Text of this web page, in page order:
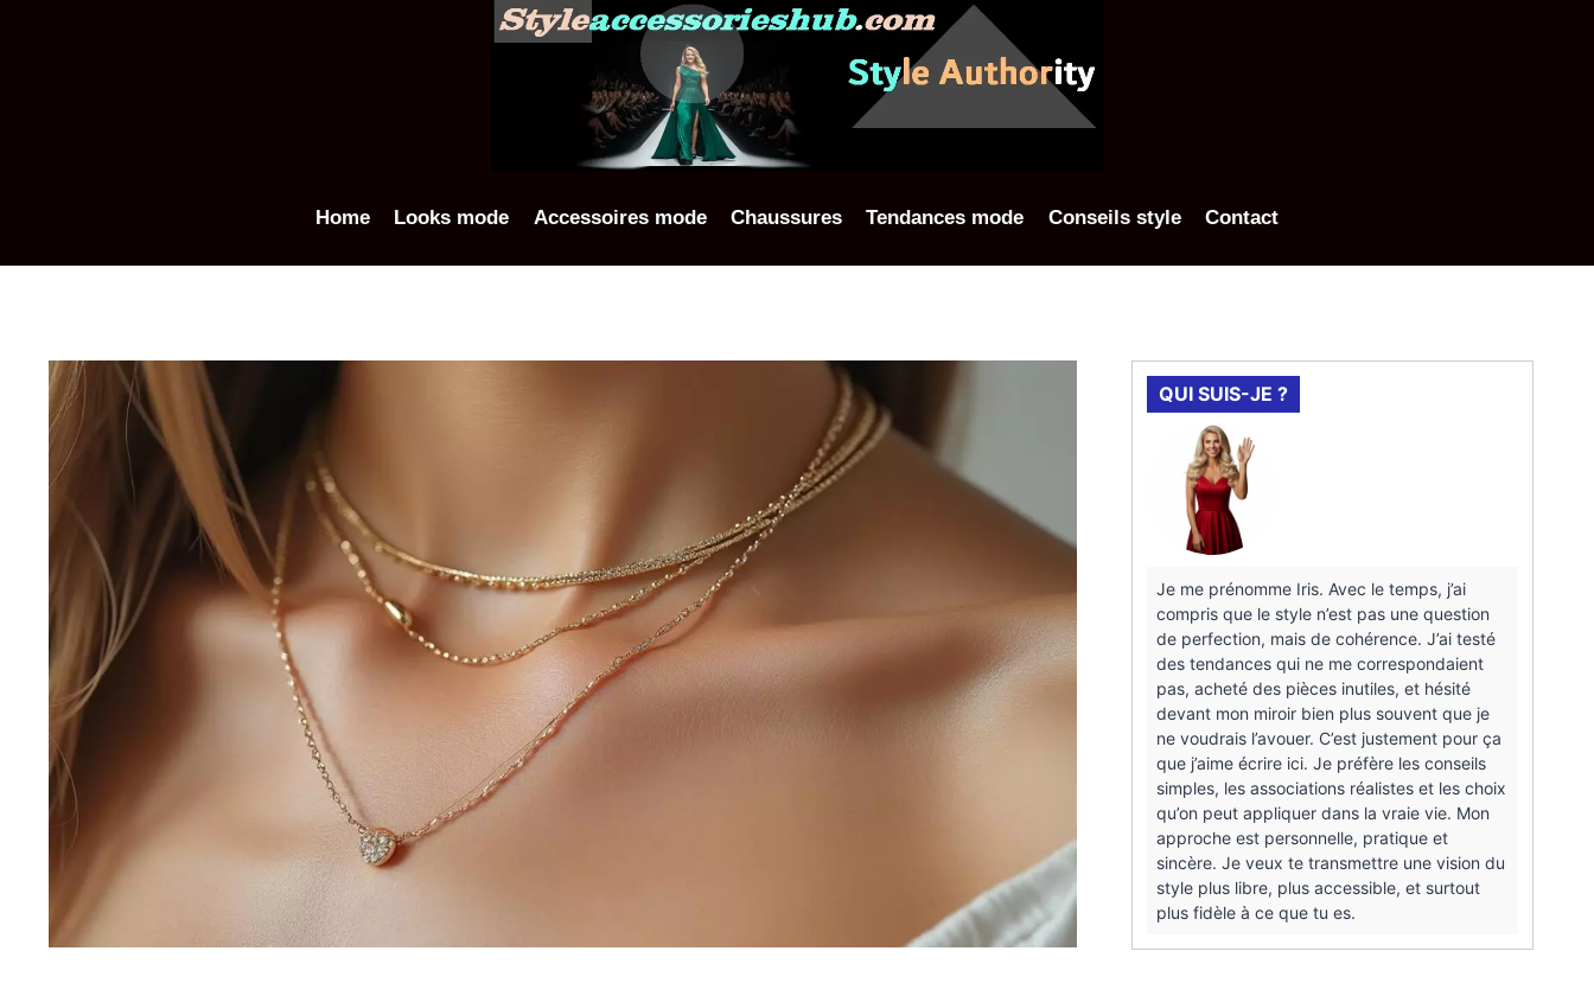
Home Looks mode Accessoires mode Chaussures Tendances mode Conseils style Contact
QUI SUIS-JE ?
Je me prénomme Iris. Avec le temps, j’ai
compris que le style n’est pas une question
de perfection, mais de cohérence. J’ai testé
des tendances qui ne me correspondaient
pas, acheté des pièces inutiles, et hésité
devant mon miroir bien plus souvent que je
ne voudrais l’avouer. C’est justement pour ça
que j’aime écrire ici. Je préfère les conseils
simples, les associations réalistes et les choix
qu’on peut appliquer dans la vraie vie. Mon
approche est personnelle, pratique et
sincère. Je veux te transmettre une vision du
style plus libre, plus accessible, et surtout
plus fidèle à ce que tu es.